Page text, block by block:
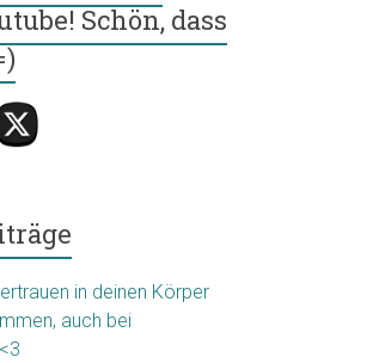
Schön, dass
in deinen Körper
auch bei